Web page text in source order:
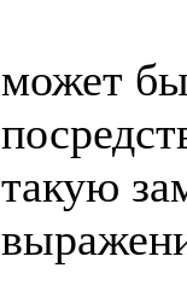
может
такую